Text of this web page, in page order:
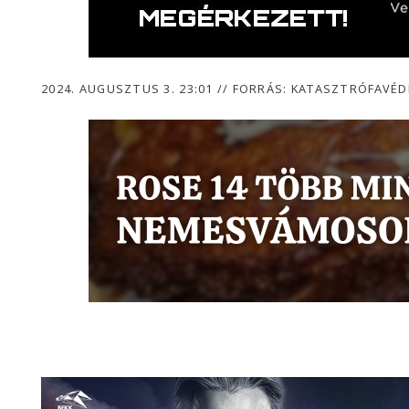
2024. AUGUSZTUS 3. 23:01 // FORRÁS: